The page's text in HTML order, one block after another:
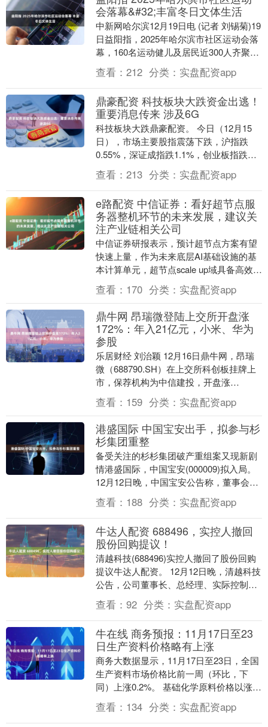
会落幕&#32;丰富冬日文体生活
中新网哈尔滨12月19日电 (记者 刘锡菊)19
日益阳指，2025年哈尔滨市社区运动会落
幕，160名运动健儿及居民近300人齐聚赛
场，在展示类、竞赛类、趣味类、....
查看： 212 分类： 实盘配资app
鼎豪配资 科技板块大跌资金出逃！
重要消息传来 涉及6G
科技板块大跌鼎豪配资。 今日（12月15
日），市场主要股指震荡下跌，沪指跌
0.55%，深证成指跌1.1%，创业板指跌
1.77%，市场核心指数中红利指数表现较
好，....
查看： 213 分类： 实盘配资app
e路配资 中信证券：看好超节点服
务器整机环节的未来发展，建议关
注产业链相关公司
中信证券研报表示，预计超节点方案有望
快速上量，作为未来底层AI基础设施的基
本计算单元，超节点scale up域具备高效通
信带宽、原生内存语义等优势，天然适配
当前....
查看： 170 分类： 实盘配资app
鼎牛网 昂瑞微登陆上交所开盘涨
172%：年入21亿元，小米、华为
参股
乐居财经 刘治颖 12月16日鼎牛网，昂瑞
微（688790.SH）在上交所科创板挂牌上
市，保荐机构为中信建投，开盘涨
172.09%，总市值228.92亿元。 昂....
查看： 159 分类： 实盘配资app
港盛国际 中国宝安出手，拟参与杉
杉集团重整
备受关注的杉杉集团破产重组案又现新剧
情港盛国际，中国宝安(000009)拟入局。
12月12日晚，中国宝安公告称，董事会审
议通过了《关于参与杉杉集团及其全资子
公....
查看： 188 分类： 实盘配资app
牛达人配资 688496，实控人撤回
股份回购提议！
清越科技(688496)实控人撤回了股份回购
提议牛达人配资。 12月12日晚，清越科技
公告，公司董事长、总经理、实际控制人
高裕弟基于公司目前正处于被立案调查这
一....
查看： 92 分类： 实盘配资app
牛在线 商务预报：11月17日至23
日生产资料价格略有上涨
商务大数据显示，11月17日至23日，全国
生产资料市场价格比前一周（环比，下
同）上涨0.2%。 基础化学原料价格以涨为
主，其中硫酸、纯碱分别上涨4.1%和
0.3....
查看： 134 分类： 实盘配资app